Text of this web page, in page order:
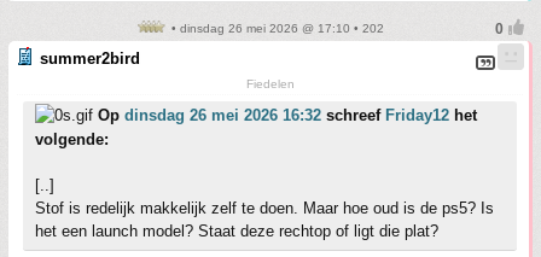
• dinsdag 26 mei 2026 @ 17:10 • 202
summer2bird
Fiedelen
Op dinsdag 26 mei 2026 16:32 schreef Friday12 het
volgende:
[..]
Stof is redelijk makkelijk zelf te doen. Maar hoe oud is de ps5? Is
het een launch model? Staat deze rechtop of ligt die plat?